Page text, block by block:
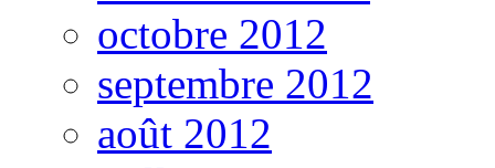
octobre 2012
septembre 2012
août 2012